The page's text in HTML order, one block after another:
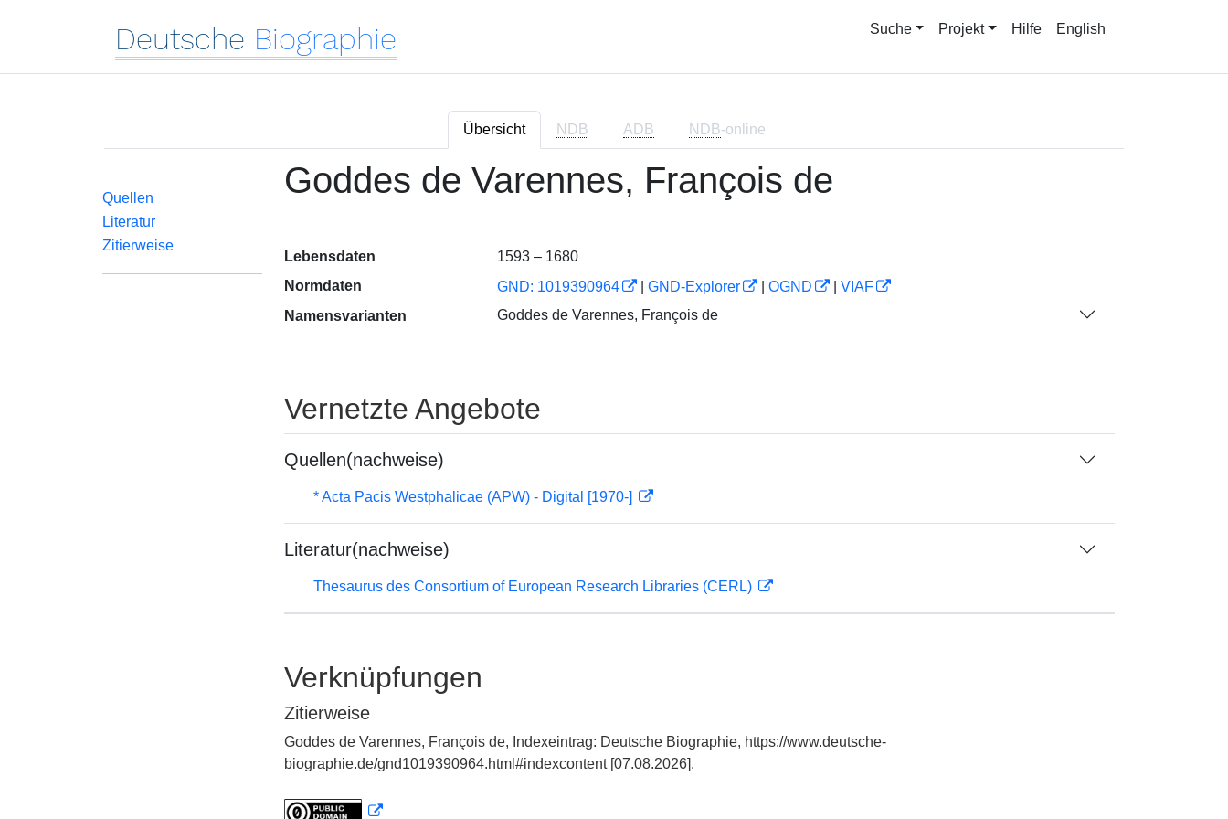
Deutsche Biographie Suche Projekt Hilfe English
Übersicht NDB ADB NDB-online
Quellen
Literatur
Zitierweise
Goddes de Varennes, François de
Lebensdaten
1593 – 1680
Normdaten
GND: 1019390964 GND-Explorer OGND
VIAF
Namensvarianten
Goddes de Varennes, François de
Vernetzte Angebote
Quellen(nachweise)
* Acta Pacis Westphalicae (APW) - Digital [1970-]
Literatur(nachweise)
Thesaurus des Consortium of European Research Libraries (CERL)
Verknüpfungen
Zitierweise
Goddes de Varennes, François de, Indexeintrag: Deutsche Biographie, https://www.deutsche-
biographie.de/gnd1019390964.html#indexcontent [07.08.2026].